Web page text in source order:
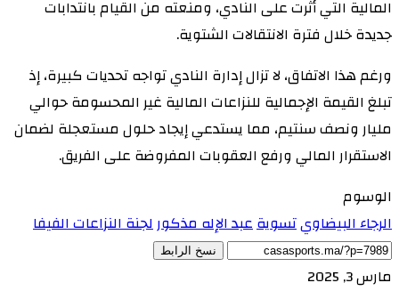
المالية التي أثرت على النادي، ومنعته من القيام بانتدابات
جديدة خلال فترة الانتقالات الشتوية.
ورغم هذا الاتفاق، لا تزال إدارة النادي تواجه تحديات كبيرة، إذ
تبلغ القيمة الإجمالية للنزاعات المالية غير المحسومة حوالي
مليار ونصف سنتيم، مما يستدعي إيجاد حلول مستعجلة لضمان
الاستقرار المالي ورفع العقوبات المفروضة على الفريق.
الوسوم
الرجاء البيضاويتسويةعبد الإله مذكورلجنة النزاعات الفيفا
نسخ الرابط
مارس 3, 2025